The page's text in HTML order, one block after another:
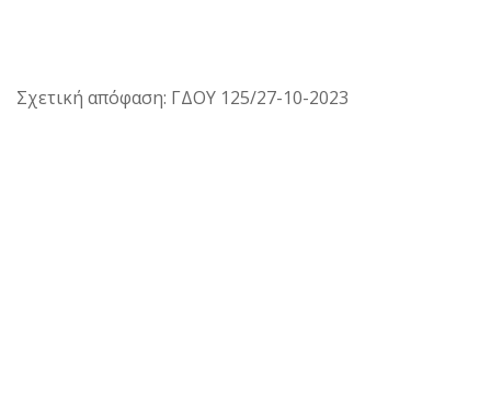
Σχετική απόφαση: ΓΔΟΥ 125/27-10-2023